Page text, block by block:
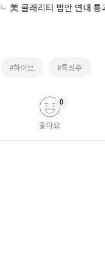
美 클래리티 법안 연내
#하이브 #특징주
좋아요
0